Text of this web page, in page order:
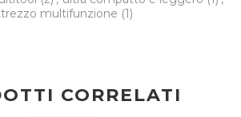
multifunzione (1)
CORRELATI